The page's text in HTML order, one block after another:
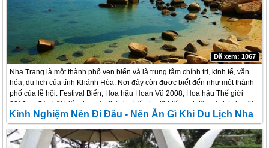
Nha Trang là một thành phố ven biển và là trung tâm chính trị, kinh tế, văn
hóa, du lịch của tỉnh Khánh Hòa. Nơi đây còn được biết đến như một thành
phố của lễ hội: Festival Biển, Hoa hậu Hoàn Vũ 2008, Hoa hậu Thế giới
2010,… Các bãi biển đẹp của thành phố này đã biến nơi đây trở thành một
danh lam thắng cảnh thu hút khá nhiều du khách đến nơi đây.
Đã xem: 1067
Kinh Nghiệm Nên Đi Đâu - Nên Ăn Gì Khi Du Lịch Nha
Trang